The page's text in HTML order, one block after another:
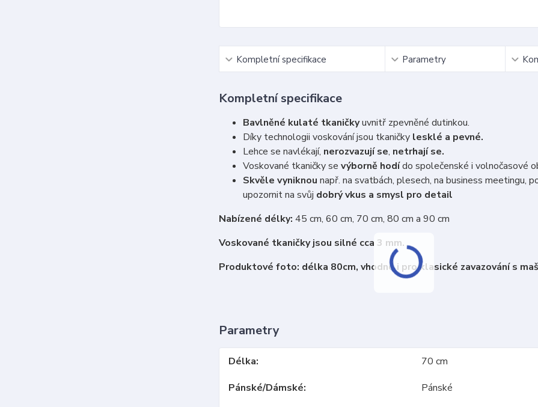
Kompletní specifikace Parametry
Kompletní specifikace
Bavlněné kulaté tkaničkyuvnitř zpevněné dutinkou.
Díky technologii voskování jsou tkaničky lesklé a pevné.
Lehce se navlékají, nerozvazují se, netrhají se.
Voskované tkaničky se výborně hodído společenské i volnočasové
Skvěle vyniknou např. na svatbách, plesech, na business meetingu,
upozornit na svůj dobrý vkus a smysl pro detail
Nabízené délky: 45 cm, 60 cm, 70 cm, 80 cm a 90 cm
Voskované tkaničky jsou silné cca 3 mm.
Produktové foto: délka 80cm, vhodné i pro klasické zavazování s
Parametry
Délka
70 cm
Pánské/Dámské
Pánské